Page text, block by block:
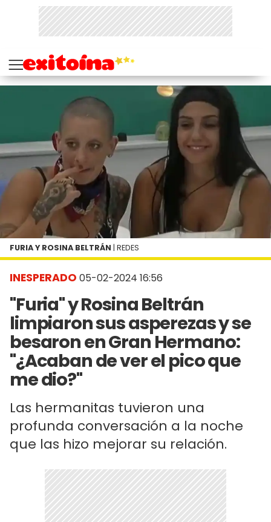
INESPERADO 05-02-2024 16:56
"Furia" y Rosina Beltrán
limpiaron sus asperezas y se
besaron en Gran Hermano:
"¿Acaban de ver el pico que
me dio?"
Las hermanitas tuvieron una
profunda conversación a la noche
que las hizo mejorar su relación.
FURIA Y ROSINA BELTRÁN | REDES